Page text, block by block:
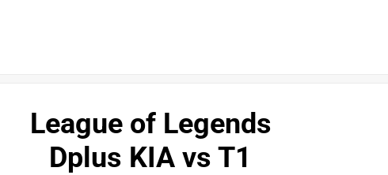
League of Legends
Dplus KIA vs T1